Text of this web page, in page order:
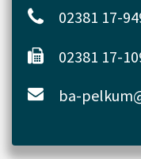
02381 17-
02381 17-
ba-